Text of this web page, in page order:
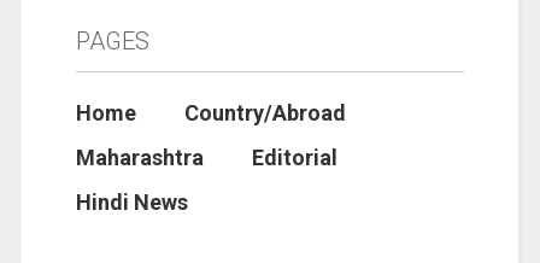
PAGES
Home
Country/Abroad
Maharashtra
Editorial
Hindi News